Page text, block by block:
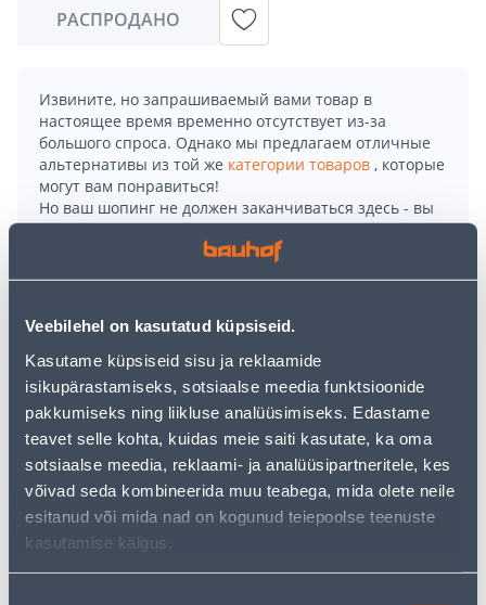
Veebilehel on kasutatud küpsiseid.
Kasutame küpsiseid sisu ja reklaamide
isikupärastamiseks, sotsiaalse meedia funktsioonide
pakkumiseks ning liikluse analüüsimiseks. Edastame
teavet selle kohta, kuidas meie saiti kasutate, ka oma
sotsiaalse meedia, reklaami- ja analüüsipartneritele, kes
võivad seda kombineerida muu teabega, mida olete neile
esitanud või mida nad on kogunud teiepoolse teenuste
kasutamise käigus.
РАСПРОДАНО
Извините, но запрашиваемый вами товар в
настоящее время временно отсутствует из-за
большого спроса. Однако мы предлагаем отличные
альтернативы из той же категории товаров , которые
могут вам понравиться!
Но ваш шопинг не должен заканчиваться здесь - вы
можете продолжить свои исследования, вернувшись
или используя нашу мощную
• Saeketaste komplekt 216 x 2,4/30 mm.
• Materjalid: puit, vineer, OSB plaat.
• Masinad: teisaldatavad tööpingid.
• Komplektis 3 tk.
• 14-päevane tagastusõigus.
Доставка невозможна